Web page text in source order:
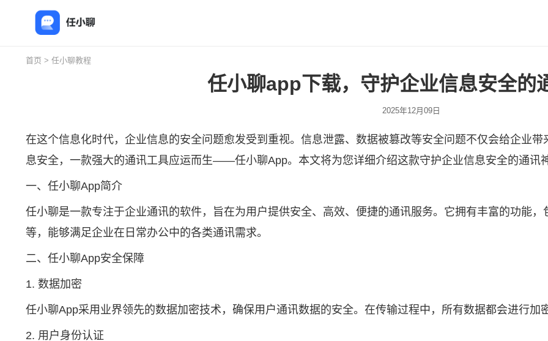
首页 > 任小聊教程
任小聊app下载，守护企业信息安全的
2025年12月09日
在这个信息化时代，企业信息的安全问题愈发受到重视。信息泄露、数据被篡改等安全问题不仅会给企业
息安全，一款强大的通讯工具应运而生——任小聊App。本文将为您详细介绍这款守护企业信息安全的通讯
一、任小聊App简介
任小聊是一款专注于企业通讯的软件，旨在为用户提供安全、高效、便捷的通讯服务。它拥有丰富的功能
等，能够满足企业在日常办公中的各类通讯需求。
二、任小聊App安全保障
1. 数据加密
任小聊App采用业界领先的数据加密技术，确保用户通讯数据的安全。在传输过程中，所有数据都会进行加
2. 用户身份认证